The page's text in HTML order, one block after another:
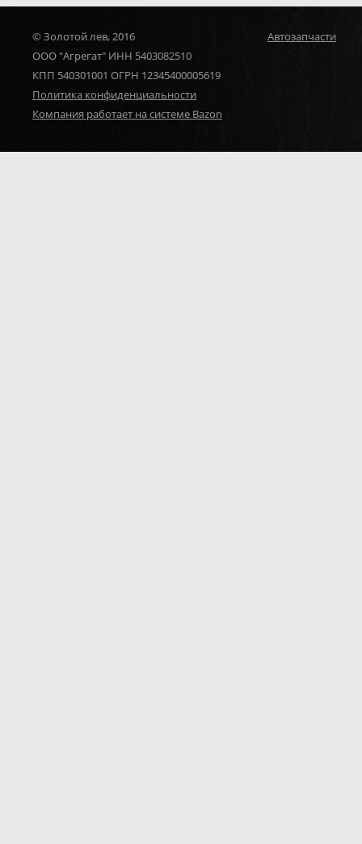
© Золотой лев, 2016
ООО "Агрегат" ИНН 5403082510
КПП 540301001 ОГРН 12345400005619
Политика конфиденциальности
Компания работает на системе Bazon
Автозапчасти